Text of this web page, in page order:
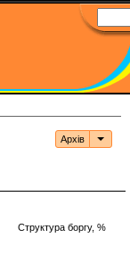
Архів
Структура боргу, %